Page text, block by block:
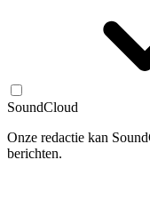
SoundCloud
Onze redactie kan
berichten.